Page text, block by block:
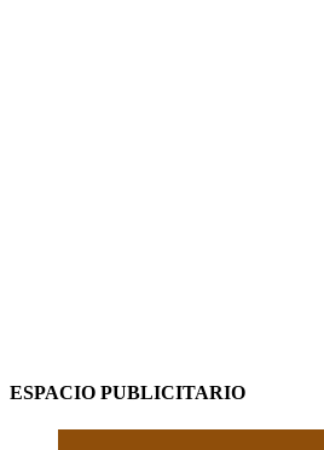
ESPACIO PUBLICITARIO